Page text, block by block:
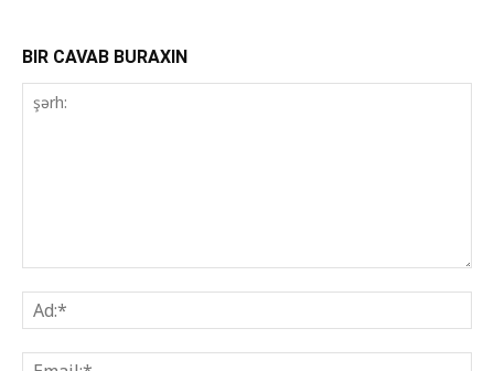
BIR CAVAB BURAXIN